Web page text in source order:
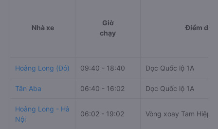
Nhà xe
Giờ
chạy
Điểm đi
Hoàng Long (Đỏ) 09:40 - 18:40 Dọc Quốc lộ 1A
Tân Aba 06:40 - 16:02 Dọc Quốc lộ 1A
Hoàng Long - Hà
Nội
06:02 - 19:02 Vòng xoay Tam Hiệp